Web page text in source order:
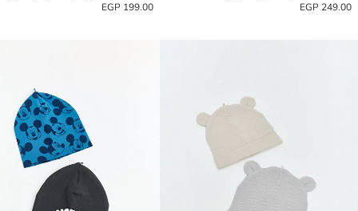
249.00 EGP
199.00 EGP